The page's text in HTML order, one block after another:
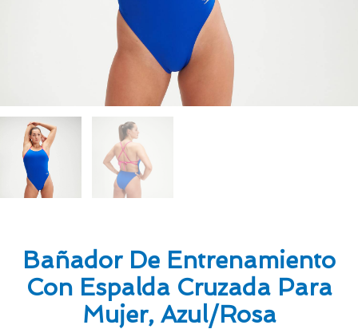
Bañador De Entrenamiento
Con Espalda Cruzada Para
Mujer, Azul/rosa